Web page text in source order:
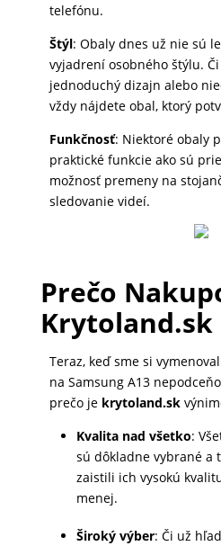
AUTOPRÍSLUŠENSTVO
DOMÁCNOSŤ
POPSOCKETY
PRÍSLUŠENSTVO
SPOTREBIČE
telefónu.
Štýl: Obaly dnes už nie sú
vyjadrení osobného štýlu.
jednoduchý dizajn alebo
vždy nájdete obal, ktorý
Funkčnosť: Niektoré obaly
praktické funkcie ako sú
možnosť premeny na
sledovanie videí.
Prečo
Krytoland.sk
Teraz, keď sme si
na Samsung A13
prečo je krytoland.sk
Kvalita nad všetko:
sú dôkladne vybrané a
zaistili ich vysokú
menej.
Široký výber: Či už